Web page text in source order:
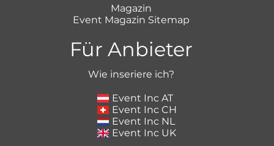
Magazin
Event Magazin Sitemap
Für Anbieter
Wie inseriere ich?
Event Inc AT
Event Inc CH
Event Inc NL
Event Inc UK